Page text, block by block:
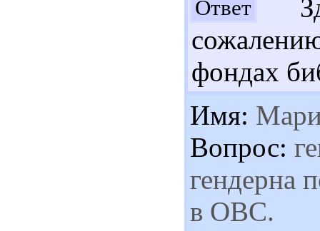
Ответ
фондах
Имя:
Вопрос:
гендерна
в ОВС.